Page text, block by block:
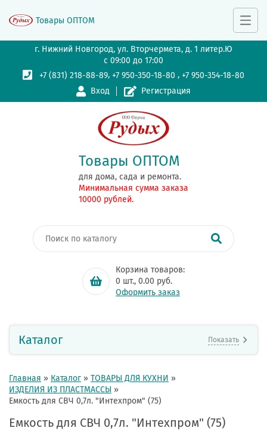
г. Нижний Новгород, ул. Вторчермета, д. 1 литер.Ю
с 09:00 до 17:00
+7 (831) 218-88-89,+7 950-350-18-80 ,+7 950-354-18-80
Вход
Регистрация
Товары ОПТОМ
для дома, сада и ремонта.
Минимальная сумма заказа
10000 рублей.
Корзина товаров:
0 шт., 0.00 руб.
Оформить заказ
Товары ОПТОМ
Каталог Показать
Главная » Каталог » ТОВАРЫ ДЛЯ КУХНИ »
ИЗДЕЛИЯ ИЗ ПЛАСТМАССЫ »
Емкость для СВЧ 0,7л. "Интехпром" (75)
Емкость для СВЧ 0,7л. "Интехпром" (75)